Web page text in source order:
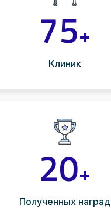
75+
Клиник
20+
Полученных наград